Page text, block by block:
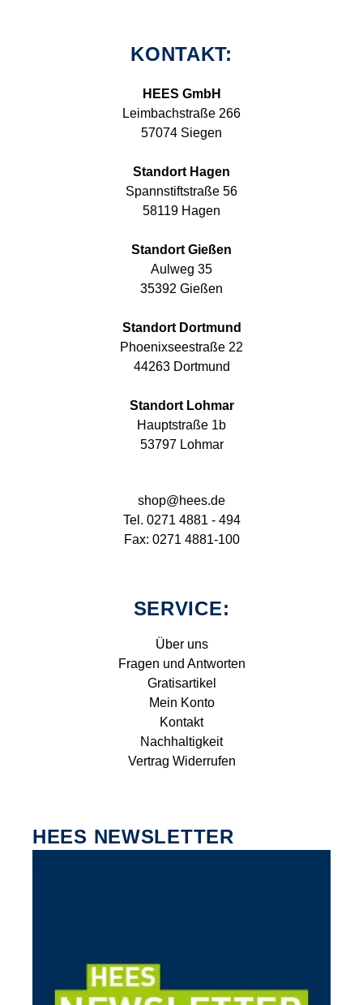
KONTAKT:
HEES GmbH
Leimbachstraße 266
57074 Siegen
Standort Hagen
Spannstiftstraße 56
58119 Hagen
Standort Gießen
Aulweg 35
35392 Gießen
Standort Dortmund
Phoenixseestraße 22
44263 Dortmund
Standort Lohmar
Hauptstraße 1b
53797 Lohmar
shop@hees.de
Tel. 0271 4881 - 494
Fax: 0271 4881-100
SERVICE:
Über uns
Fragen und Antworten
Gratisartikel
Mein Konto
Kontakt
Nachhaltigkeit
Vertrag Widerrufen
HEES NEWSLETTER